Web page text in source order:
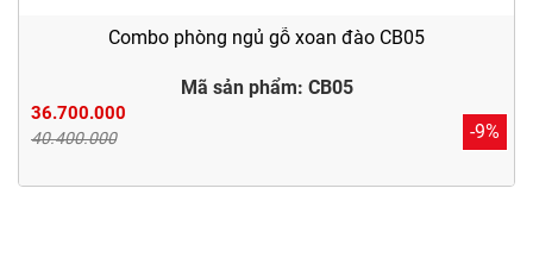
Combo phòng ngủ gỗ xoan đào CB05
Mã sản phẩm: CB05
36.700.000
40.400.000 -9%